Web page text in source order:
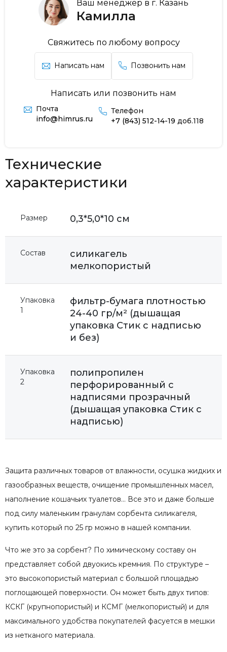
Ваш менеджер в г. Казань
Камилла
Свяжитесь по любому вопросу
Написать нам Позвонить нам
Написать или позвонить нам
Почта
info@himrus.ru
Телефон
+7 (843) 512-14-19 доб.118
Технические
характеристики
Размер 0,3*5,0*10 см
Состав
силикагель
мелкопористый
Упаковка
1
фильтр-бумага плотностью
24-40 гр/м² (дышащая
упаковка Стик с надписью
и без)
Упаковка
2
полипропилен
перфорированный с
надписями прозрачный
(дышащая упаковка Стик с
надписью)
Защита различных товаров от влажности, осушка жидких и
газообразных веществ, очищение промышленных масел,
наполнение кошачьих туалетов… Все это и даже больше
под силу маленьким гранулам сорбента силикагеля,
купить который по 25 гр можно в нашей компании.
Что же это за сорбент? По химическому составу он
представляет собой двуокись кремния. По структуре –
это высокопористый материал с большой площадью
поглощающей поверхности. Он может быть двух типов:
КСКГ (крупнопористый) и КСМГ (мелкопористый) и для
максимального удобства покупателей фасуется в мешки
из нетканого материала.